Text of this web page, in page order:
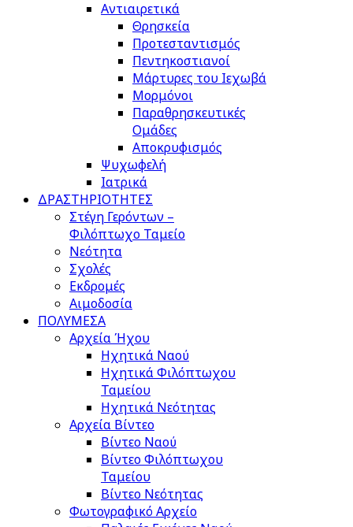
Αντιαιρετικά
Θρησκεία
Προτεσταντισμός
Πεντηκοστιανοί
Μάρτυρες του Ιεχωβά
Μορμόνοι
Παραθρησκευτικές
Ομάδες
Αποκρυφισμός
Ψυχωφελή
Ιατρικά
ΔΡΑΣΤΗΡΙΟΤΗΤΕΣ
Στέγη Γερόντων –
Φιλόπτωχο Ταμείο
Νεότητα
Σχολές
Εκδρομές
Αιμοδοσία
ΠΟΛΥΜΕΣΑ
Αρχεία Ήχου
Ηχητικά Ναού
Ηχητικά Φιλόπτωχου
Ταμείου
Ηχητικά Νεότητας
Αρχεία Βίντεο
Βίντεο Ναού
Βίντεο Φιλόπτωχου
Ταμείου
Βίντεο Νεότητας
Φωτογραφικό Αρχείο